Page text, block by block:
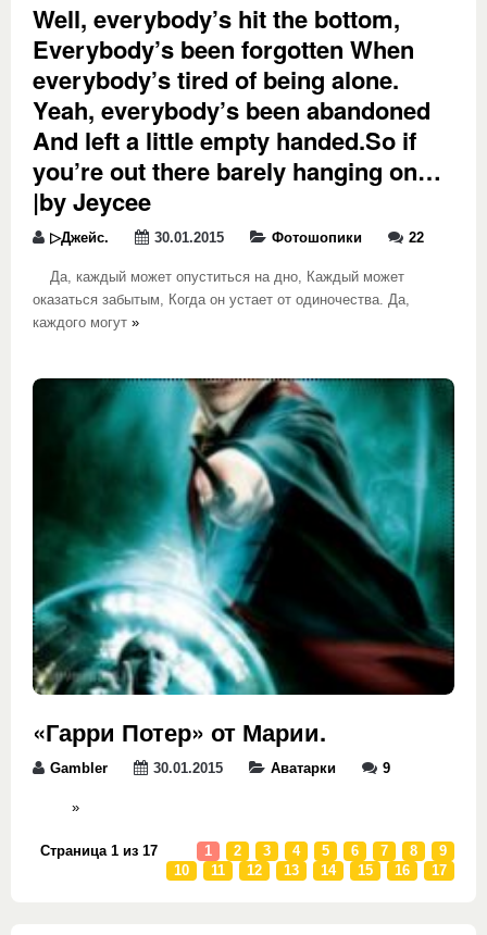
Well, everybody’s hit the bottom,
Everybody’s been forgotten When
everybody’s tired of being alone.
Yeah, everybody’s been abandoned
And left a little empty handed.So if
you’re out there barely hanging on…
|by Jeycee
▷Джейс. 30.01.2015 Фотошопики 22
Да, каждый может опуститься на дно, Каждый может
оказаться забытым, Когда он устает от одиночества. Да,
каждого могут »
«Гарри Потер» от Марии.
Gambler 30.01.2015 Аватарки 9
»
Страница 1 из 17 1 2 3 4 5 6 7 8
9
10
11 12 13 14 15 16 17